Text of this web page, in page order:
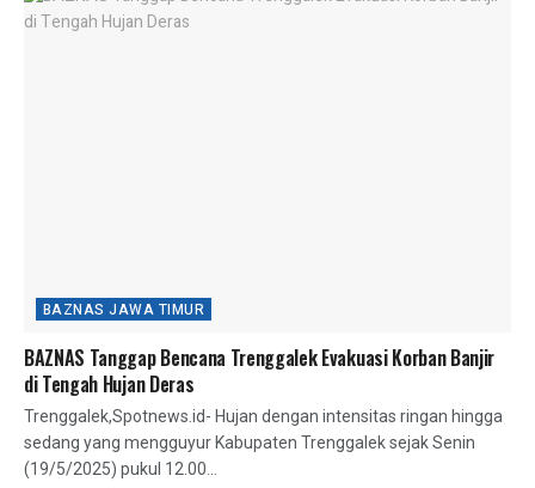
BAZNAS JAWA TIMUR
BAZNAS Tanggap Bencana Trenggalek Evakuasi Korban Banjir
di Tengah Hujan Deras
Trenggalek,Spotnews.id- Hujan dengan intensitas ringan hingga
sedang yang mengguyur Kabupaten Trenggalek sejak Senin
(19/5/2025) pukul 12.00...